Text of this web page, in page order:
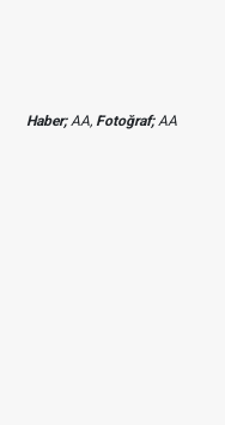
Haber;AA, Fotoğraf;AA